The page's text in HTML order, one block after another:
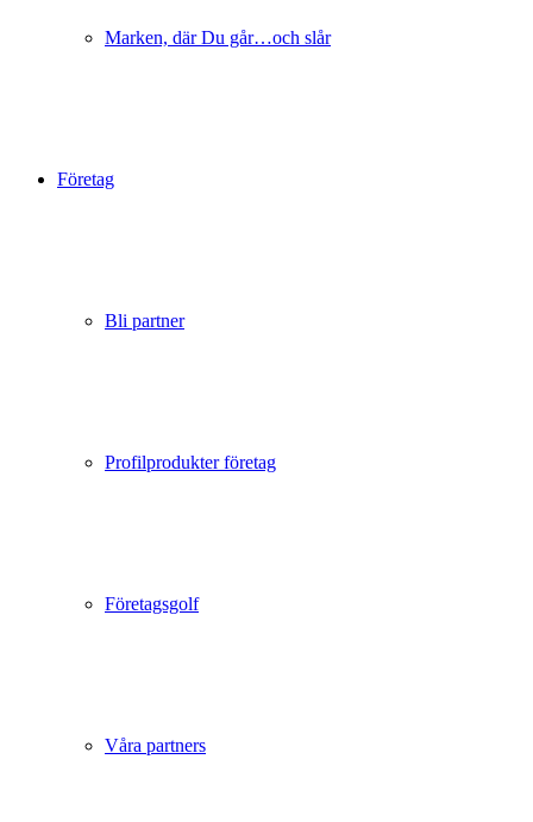
Marken, där Du går…och slår
Företag
Bli partner
Profilprodukter företag
Företagsgolf
Våra partners